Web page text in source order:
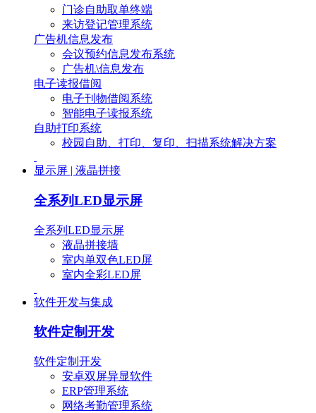
门诊自助取单终端
来访登记管理系统
广告机信息发布
会议预约信息发布系统
广告机\信息发布
电子读报借阅
电子刊物借阅系统
智能电子读报系统
自助打印系统
校园自助、打印、复印、扫描系统解决方案
显示屏 | 液晶拼接
全系列LED显示屏
全系列LED显示屏
液晶拼接墙
室内单双色LED屏
室内全彩LED屏
软件开发与集成
软件定制开发
软件定制开发
安卓双屏异显软件
ERP管理系统
网络考勤管理系统